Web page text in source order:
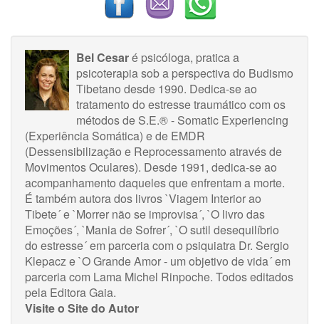
Bel Cesaré psicóloga, pratica a
psicoterapia sob a perspectiva do Budismo
Tibetano desde 1990. Dedica-se ao
tratamento do estresse traumático com os
métodos de S.E.® - Somatic Experiencing
(Experiência Somática) e de EMDR
(Dessensibilização e Reprocessamento através de
Movimentos Oculares). Desde 1991, dedica-se ao
acompanhamento daqueles que enfrentam a morte.
É também autora dos livros `Viagem Interior ao
Tibete´ e `Morrer não se improvisa´, `O livro das
Emoções´, `Mania de Sofrer´, `O sutil desequilíbrio
do estresse´ em parceria com o psiquiatra Dr. Sergio
Klepacz e `O Grande Amor - um objetivo de vida´ em
parceria com Lama Michel Rinpoche. Todos editados
pela Editora Gaia.
Visite o Site do Autor